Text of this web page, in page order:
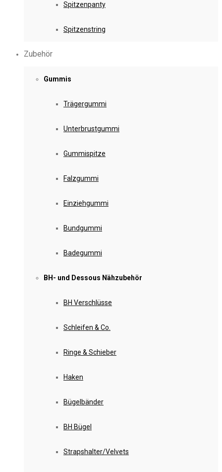
Spitzenpanty
Spitzenstring
Zubehör
Gummis
Trägergummi
Unterbrustgummi
Gummispitze
Falzgummi
Einziehgummi
Bundgummi
Badegummi
BH- und Dessous Nähzubehör
BH Verschlüsse
Schleifen & Co.
Ringe & Schieber
Haken
Bügelbänder
BH Bügel
Strapshalter/Velvets